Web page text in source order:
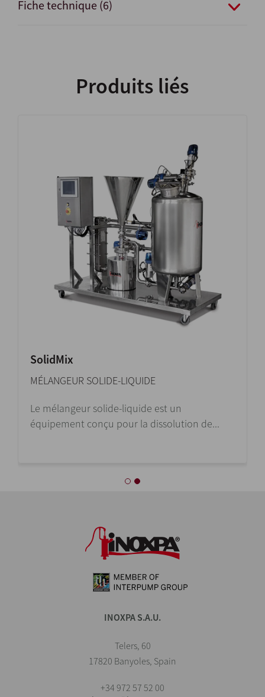
Fiche technique (6)
Produits liés
SolidMix
MÉLANGEUR SOLIDE-LIQUIDE
Le mélangeur solide-liquide est un
équipement conçu pour la dissolution de...
INOXPA S.A.U.
Telers, 60
17820 Banyoles, Spain
+34 972 57 52 00